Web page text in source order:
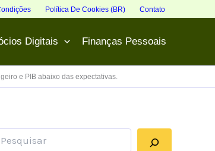
Política De Cookies (BR) Contato
Digitais Finanças Pessoais
e PIB abaixo das expectativas.